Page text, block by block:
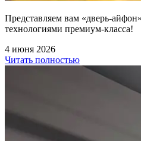
Представляем вам «дверь-
технологиями премиум-класса!
4 июня 2026
Читать полностью